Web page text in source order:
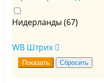
Пятновыводители и
Нидерланды (67)
WB Штрих